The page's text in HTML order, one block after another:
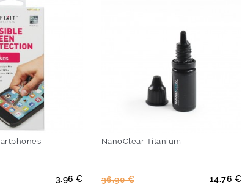
3.96 €
NanoClear Titanium
Prix
36,90 €Prix 14.76 €